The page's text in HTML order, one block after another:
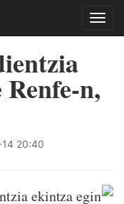
n,
20:40
ekintza egin